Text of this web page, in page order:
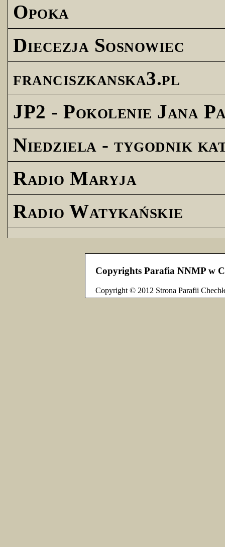
Opoka
Diecezja Sosnowiec
franciszkanska3.pl
JP2 - Pokolenie Jana
Niedziela - tygodnik
Radio Maryja
Radio Watykańskie
Copyrights Parafia NNMP w
Copyright © 2012 Strona Parafii